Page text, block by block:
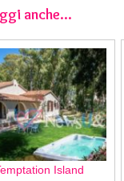
anche...
Island